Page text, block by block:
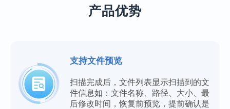
产品优势
支持文件预览
扫描完成后，文件列表显示扫描到的文
件信息如：文件名称、路径、大小、最
后修改时间，恢复前预览，提前确认是